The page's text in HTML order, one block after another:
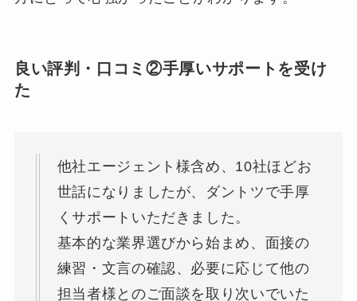
良い評判・口コミ②手厚いサポートを受け
た
他社エージェント様含め、10社ほどお
世話になりましたが、ダントツで手厚
くサポートいただきました。
基本的な業界選びから始まめ、面接の
練習・文言の確認、必要に応じて他の
担当者様とのご面談を取り次いでいた